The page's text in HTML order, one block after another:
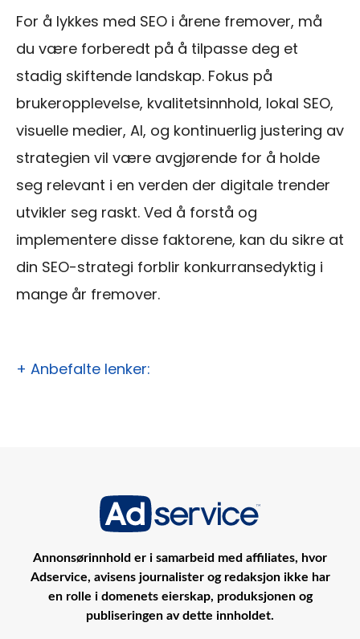
For å lykkes med SEO i årene fremover, må
du være forberedt på å tilpasse deg et
stadig skiftende landskap. Fokus på
brukeropplevelse, kvalitetsinnhold, lokal SEO,
visuelle medier, AI, og kontinuerlig justering av
strategien vil være avgjørende for å holde
seg relevant i en verden der digitale trender
utvikler seg raskt. Ved å forstå og
implementere disse faktorene, kan du sikre at
din SEO-strategi forblir konkurransedyktig i
mange år fremover.
+ Anbefalte lenker:
Annonsørinnhold er i samarbeid med affiliates, hvor
Adservice, avisens journalister og redaksjon ikke har
en rolle i domenets eierskap, produksjonen og
publiseringen av dette innholdet.